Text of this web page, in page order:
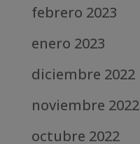
febrero 2023
enero 2023
diciembre 2022
noviembre 2022
octubre 2022